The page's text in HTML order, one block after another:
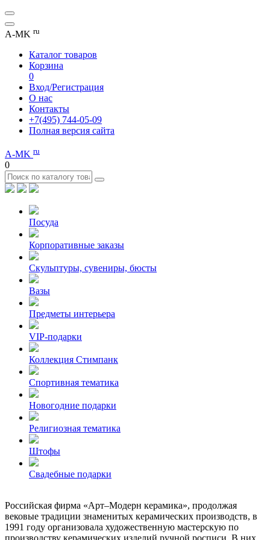
A-MK ru
Каталог товаров
Корзина
0
Вход/Регистрация
О нас
Контакты
+7(495) 744-05-09
Полная версия сайта
A-MK ru
0
Посуда
Корпоративные заказы
Скульптуры, сувениры, бюсты
Вазы
Предметы интерьера
VIP-подарки
Коллекция Стимпанк
Спортивная тематика
Новогодние подарки
Религиозная тематика
Штофы
Свадебные подарки
Российская фирма «Арт–Модерн керамика», продолжая
вековые традиции знаменитых керамических производств, в
1991 году организовала художественную мастерскую по
производству керамических изделий ручной росписи. В них